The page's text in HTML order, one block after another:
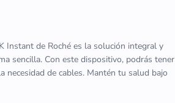
Instant de Roché es la solución integral y
sencilla. Con este dispositivo, podrás tener
necesidad de cables. Mantén tu salud bajo